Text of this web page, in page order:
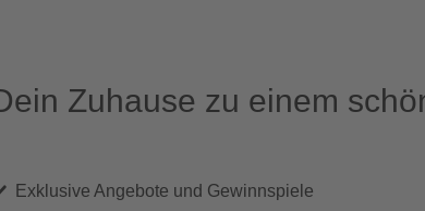
Zuhause zu einem
Exklusive Angebote und Gewinnspiele